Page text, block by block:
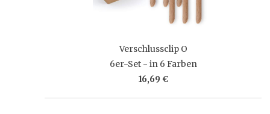
Verschlussclip O
6er-Set - in 6 Farben
16,69 €